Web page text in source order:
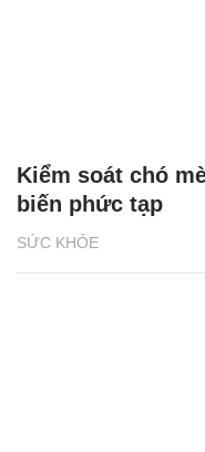
SỨC KHỎE
Kiểm soát chó
biến phức tạp